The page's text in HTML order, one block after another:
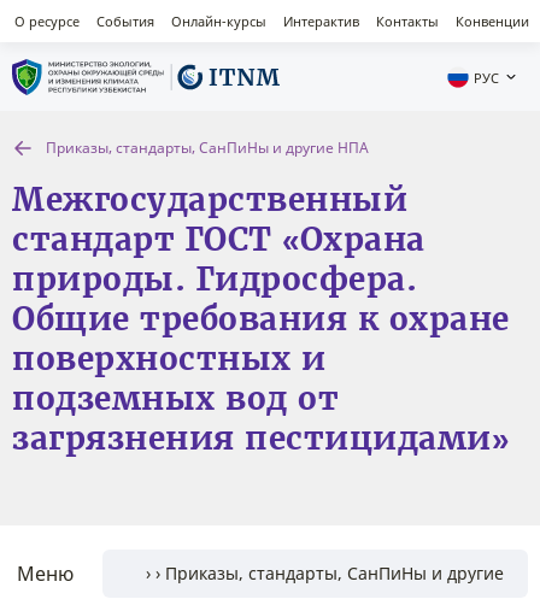
О ресурсе События Онлайн-курсы Интерактив Контакты Конвенции
РУС
Приказы, стандарты, СанПиНы и другие НПА
Межгосударственный
стандарт ГОСТ «Охрана
природы. Гидросфера.
Общие требования к охране
поверхностных и
подземных вод от
загрязнения пестицидами»
Меню